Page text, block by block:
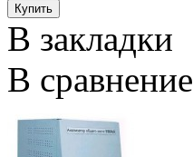
В закладки
В сравнение